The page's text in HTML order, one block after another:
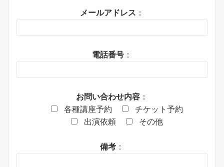
メールアドレス ：
電話番号 ：
お問い合わせ内容 ：
各種講座予約
チケット予約
出演依頼
その他
備考 ：